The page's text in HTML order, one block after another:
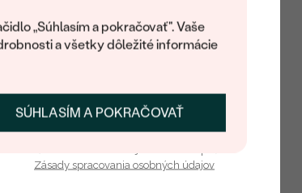
„Súhlasím a pokračovať". Vaše
a všetky dôležité informácie
SÚHLASÍM A POKRAČOVAŤ
Prihlásiť sa a získať zľavu
Zásady spracovania osobných údajov